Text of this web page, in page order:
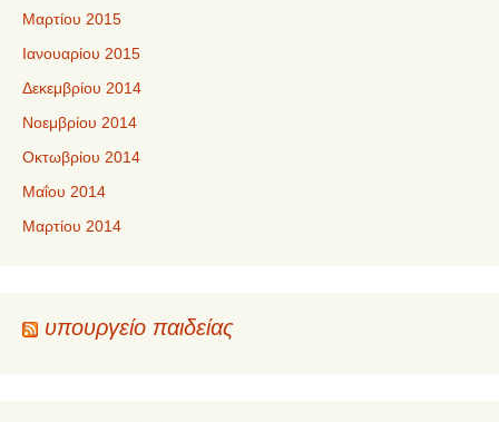
Μαρτίου 2015
Ιανουαρίου 2015
Δεκεμβρίου 2014
Νοεμβρίου 2014
Οκτωβρίου 2014
Μαΐου 2014
Μαρτίου 2014
υπουργείο παιδείας